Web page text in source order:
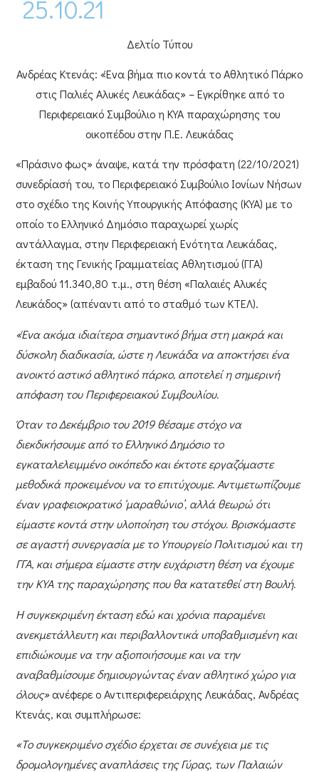
25.10.21
Δελτίο Τύπου
Ανδρέας Κτενάς: «Ένα βήμα πιο κοντά το Αθλητικό Πάρκο
στις Παλιές Αλυκές Λευκάδας» – Εγκρίθηκε από το
Περιφερειακό Συμβούλιο η ΚΥΑ παραχώρησης του
οικοπέδου στην Π.Ε. Λευκάδας
«Πράσινο φως» άναψε, κατά την πρόσφατη (22/10/2021)
συνεδρίασή του, τοΠεριφερειακό Συμβούλιο Ιονίων Νήσων
στο σχέδιο της Κοινής Υπουργικής Απόφασης (ΚΥΑ) με το
οποίο τοΕλληνικό Δημόσιο παραχωρεί χωρίς
αντάλλαγμα, στηνΠεριφερειακή Ενότητα Λευκάδας,
έκταση τηςΓενικής Γραμματείας Αθλητισμού (ΓΓΑ)
εμβαδού11.340,80 τ.μ., στηθέση «Παλαιές Αλυκές
Λευκάδος»(απέναντι από το σταθμό των ΚΤΕΛ).
«Ένα ακόμα ιδιαίτερα σημαντικό βήμα στη μακρά και
δύσκολη διαδικασία, ώστε η Λευκάδα να αποκτήσει ένα
ανοικτό αστικό αθλητικό πάρκο, αποτελεί η σημερινή
απόφαση του Περιφερειακού Συμβουλίου.
Όταν το Δεκέμβριο του 2019 θέσαμε στόχο να
διεκδικήσουμε από το Ελληνικό Δημόσιο το
εγκαταλελειμμένο οικόπεδο και έκτοτε εργαζόμαστε
μεθοδικά προκειμένου να το επιτύχουμε. Αντιμετωπίζουμε
έναν γραφειοκρατικό ‘μαραθώνιο’, αλλά θεωρώ ότι
είμαστε κοντά στην υλοποίηση του στόχου. Βρισκόμαστε
σε αγαστή συνεργασία με το Υπουργείο Πολιτισμού και τη
ΓΓΑ, και σήμερα είμαστε στην ευχάριστη θέση να έχουμε
την ΚΥΑ της παραχώρησης που θα κατατεθεί στη Βουλή.
Η συγκεκριμένη έκταση εδώ και χρόνια παραμένει
ανεκμετάλλευτη και περιβαλλοντικά υποβαθμισμένη και
επιδιώκουμε να την αξιοποιήσουμε και να την
αναβαθμίσουμε δημιουργώντας έναν αθλητικό χώρο για
όλους»ανέφερε οΑντιπεριφερειάρχης Λευκάδας, Ανδρέας
Κτενάς, και συμπλήρωσε:
«Το συγκεκριμένο σχέδιο έρχεται σε συνέχεια με τις
δρομολογημένες αναπλάσεις της Γύρας, των Παλαιών